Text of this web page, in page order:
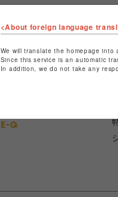
<About foreign language
We will translate the homepage into
Since this service is an automatic
In addition, we do not take any